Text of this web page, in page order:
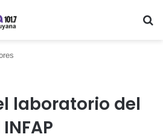
laboratorio del